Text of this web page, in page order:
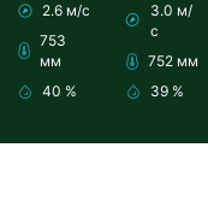
2.6 м/с
753
мм
40 %
3.0 м/
с
752 мм
39 %